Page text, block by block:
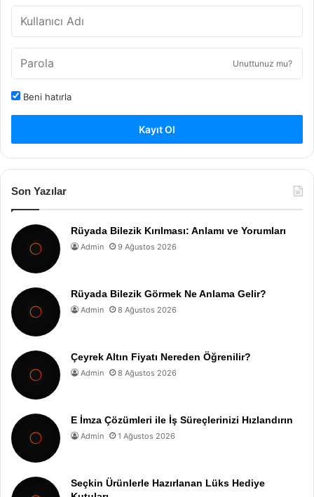
Unuttunuz mu?
Beni hatırla
Kayıt Ol
Son Yazılar
Rüyada Bilezik Kırılması: Anlamı ve Yorumları
Admin 9 Ağustos 2026
Rüyada Bilezik Görmek Ne Anlama Gelir?
Admin 8 Ağustos 2026
Çeyrek Altın Fiyatı Nereden Öğrenilir?
Admin 8 Ağustos 2026
E İmza Çözümleri ile İş Süreçlerinizi Hızlandırın
Admin 1 Ağustos 2026
Seçkin Ürünlerle Hazırlanan Lüks Hediye